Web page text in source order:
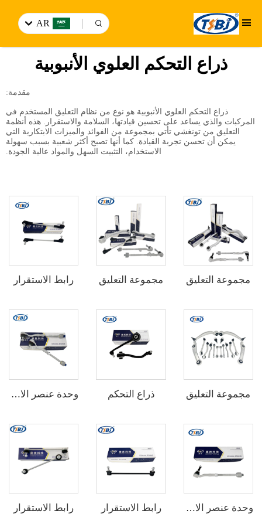
AR
ذراع التحكم العلوي الأنبوبية
مقدمة:
ذراع التحكم العلوي الأنبوبية هو نوع من نظام التعليق المستخدم في
المركبات والذي يساعد على تحسين قيادتها، السلامة والاستقرار. هذه أنظمة
التعليق من تونغشي تأتي بمجموعة من الفوائد والميزات الابتكارية التي
يمكن أن تحسن تجربة القيادة. كما أنها تصبح أكثر شعبية بسبب سهولة
الاستخدام، التثبيت السهل والمواد عالية الجودة.
مجموعة التعليق مجموعة التعليق رابط الاستقرار
مجموعة التعليق ذراع التحكم وحدة عنصر الارتباط
وحدة عنصر الارتباط رابط الاستقرار رابط الاستقرار